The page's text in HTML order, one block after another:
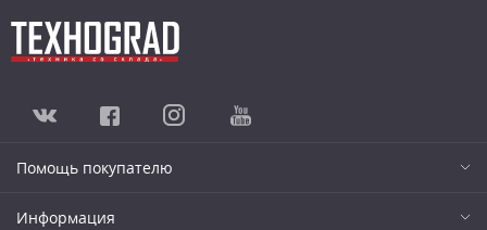
Помощь покупателю
Информация